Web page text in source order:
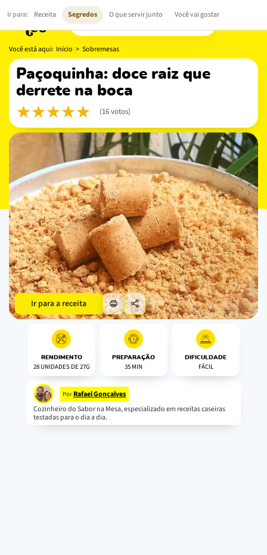
Você está aqui: Início > Sobremesas
paçoquinha: doce raiz que
derrete na boca
(16 votos)
Ir para a receita
RENDIMENTO
28 UNIDADES DE 27G
PREPARAÇÃO
35 MIN
DIFICULDADE
FÁCIL
Por Rafael Gonçalves
Cozinheiro do Sabor na Mesa, especializado em receitas caseiras
testadas para o dia a dia.
Ir para: Receita Segredos O que servir junto Você vai gostar